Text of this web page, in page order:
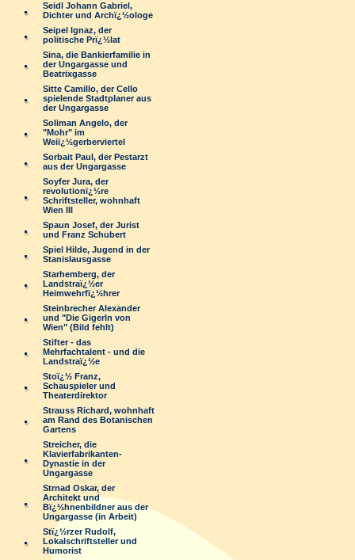
Seidl Johann Gabriel,
Dichter und Archï¿½ologe
Seipel Ignaz, der
politische Prï¿½lat
Sina, die Bankierfamilie in
der Ungargasse und
Beatrixgasse
Sitte Camillo, der Cello
spielende Stadtplaner aus
der Ungargasse
Soliman Angelo, der
"Mohr" im
Weiï¿½gerberviertel
Sorbait Paul, der Pestarzt
aus der Ungargasse
Soyfer Jura, der
revolutionï¿½re
Schriftsteller, wohnhaft
Wien III
Spaun Josef, der Jurist
und Franz Schubert
Spiel Hilde, Jugend in der
Stanislausgasse
Starhemberg, der
Landstraï¿½er
Heimwehrfï¿½hrer
Steinbrecher Alexander
und "Die Gigerln von
Wien" (Bild fehlt)
Stifter - das
Mehrfachtalent - und die
Landstraï¿½e
Stoï¿½ Franz,
Schauspieler und
Theaterdirektor
Strauss Richard, wohnhaft
am Rand des Botanischen
Gartens
Streicher, die
Klavierfabrikanten-
Dynastie in der
Ungargasse
Strnad Oskar, der
Architekt und
Bï¿½hnenbildner aus der
Ungargasse (in Arbeit)
Stï¿½rzer Rudolf,
Lokalschriftsteller und
Humorist